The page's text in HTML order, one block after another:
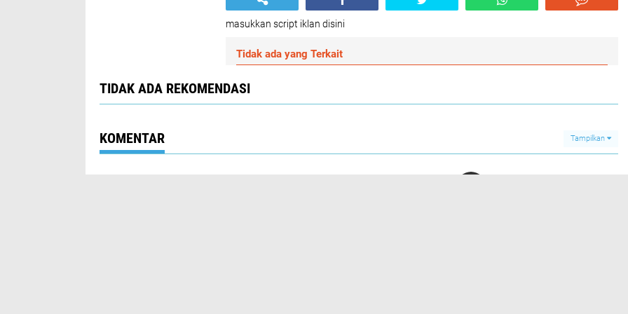
masukkan script iklan disini
Tidak ada yang Terkait
TIDAK ADA REKOMENDASI
KOMENTAR Tampilkan